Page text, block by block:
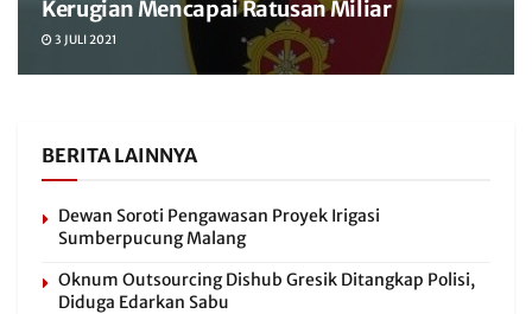
Kerugian Mencapai Ratusan Miliar
3 JULI 2021
BERITA LAINNYA
Dewan Soroti Pengawasan Proyek Irigasi
Sumberpucung Malang
Oknum Outsourcing Dishub Gresik Ditangkap Polisi,
Diduga Edarkan Sabu